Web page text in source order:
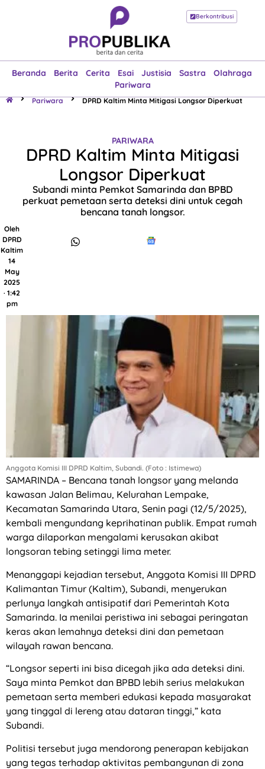
Berkontribusi
Beranda Berita Cerita Esai Justisia Sastra
Olahraga
Pariwara
Beranda
Esai
Justisia
Sastra
Olahraga
Pariwara
Pariwara DPRD Kaltim Minta Mitigasi Longsor Diperkuat
PARIWARA
DPRD Kaltim Minta Mitigasi
Longsor Diperkuat
Subandi minta Pemkot Samarinda dan BPBD
perkuat pemetaan serta deteksi dini untuk cegah
bencana tanah longsor.
Oleh
DPRD
Kaltim
14
May
2025
· 1:42
pm
Anggota Komisi III DPRD Kaltim, Subandi. (Foto : Istimewa)
SAMARINDA – Bencana tanah longsor yang melanda
kawasan Jalan Belimau, Kelurahan Lempake,
Kecamatan Samarinda Utara, Senin pagi (12/5/2025),
kembali mengundang keprihatinan publik. Empat rumah
warga dilaporkan mengalami kerusakan akibat
longsoran tebing setinggi lima meter.
Menanggapi kejadian tersebut, Anggota Komisi III DPRD
Kalimantan Timur (Kaltim), Subandi, menyerukan
perlunya langkah antisipatif dari Pemerintah Kota
Samarinda. Ia menilai peristiwa ini sebagai peringatan
keras akan lemahnya deteksi dini dan pemetaan
wilayah rawan bencana.
“Longsor seperti ini bisa dicegah jika ada deteksi dini.
Saya minta Pemkot dan BPBD lebih serius melakukan
pemetaan serta memberi edukasi kepada masyarakat
yang tinggal di lereng atau dataran tinggi,” kata
Subandi.
Politisi tersebut juga mendorong penerapan kebijakan
yang tegas terhadap aktivitas pembangunan di zona